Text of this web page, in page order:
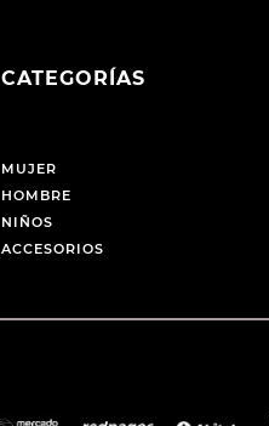
CATEGORÍAS
MUJER
HOMBRE
NIÑOS
ACCESORIOS